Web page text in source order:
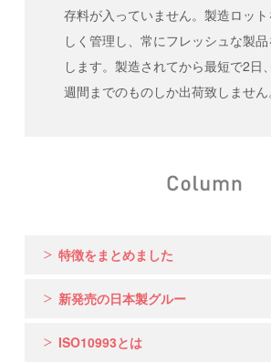
存料が入っていません。製造ロッ
しく管理し、常にフレッシュな製
します。製造されてから最短で2日
週間までのものしか出荷致しません
特徴をまとめました
新発売の日本製グルー
ISO10993とは